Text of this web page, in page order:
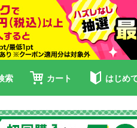
索 カート はじめ